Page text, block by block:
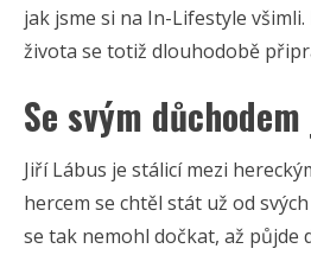
jak jsme si na In-Lifestyle
života se totiž dlouhodobě
Se svým
Jiří Lábus je stálicí mezi
hercem se chtěl stát už od
se tak nemohl dočkat, až půjde